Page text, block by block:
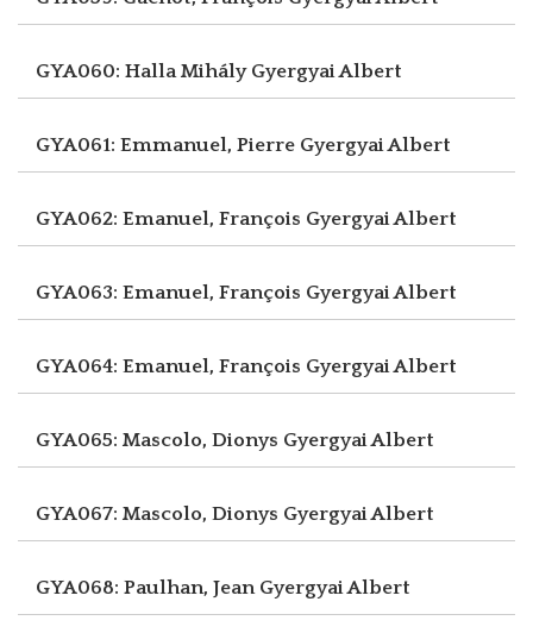
GYA060: Halla Mihály Gyergyai Albert
GYA061: Emmanuel, Pierre Gyergyai Albert
GYA062: Emanuel, François Gyergyai Albert
GYA063: Emanuel, François Gyergyai Albert
GYA064: Emanuel, François Gyergyai Albert
GYA065: Mascolo, Dionys Gyergyai Albert
GYA067: Mascolo, Dionys Gyergyai Albert
GYA068: Paulhan, Jean Gyergyai Albert